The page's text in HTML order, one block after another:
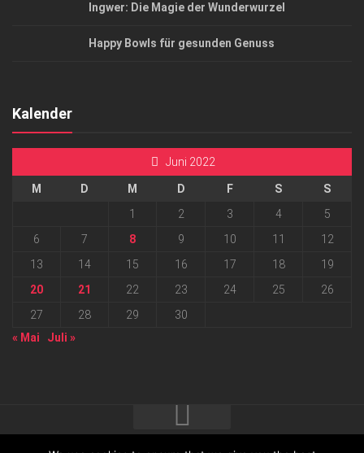
Ingwer: Die Magie der Wunderwurzel
Happy Bowls für gesunden Genuss
Kalender
Juni 2022
M D M D F S
S
1
2 3 4
5
6
7 8 9 10 11
12
13
14 15 16 17 18
19
20
21 22 23 24 25
26
27
28 29
30
« Mai
Juli »